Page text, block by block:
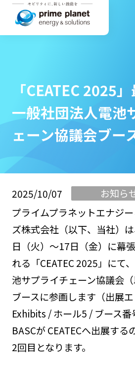
「CEATEC 2025
一般社団法人電池
ェーン協議会ブー
2025/10/07
お知ら
プライムプラネットエナジ
ズ株式会社（以下、当社）
日（火）～17日（金）に幕
れる「CEATEC 2025」にて
池サプライチェーン協議会
ブースに参画します（出展
Exhibits / ホール5 / ブース番
BASCが CEATECへ出展す
2回目となります。